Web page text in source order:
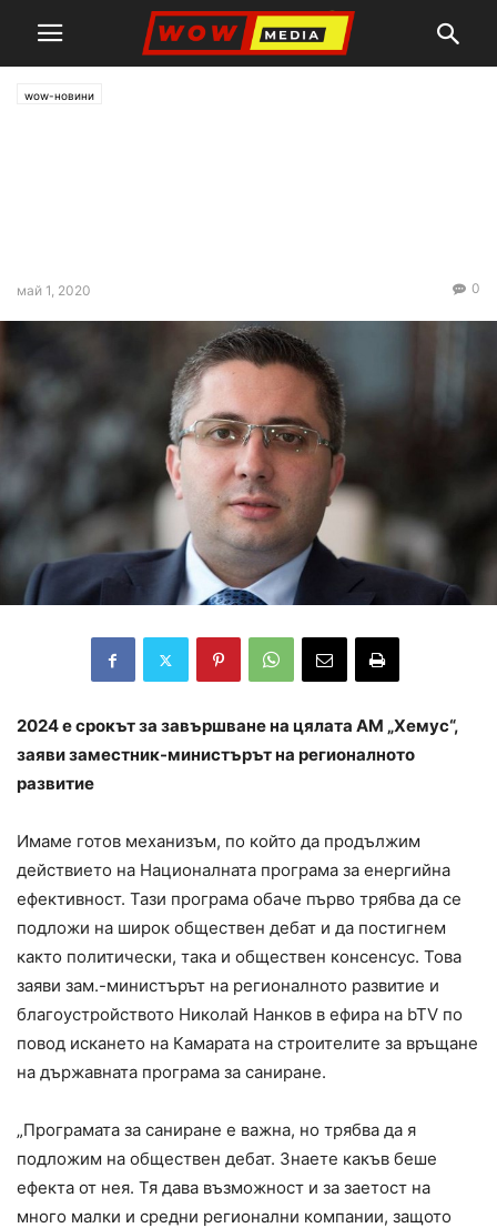
wow-новини
май 1, 2020 0
2024 е срокът за завършване на цялата АМ „Хемус“,
заяви заместник-министърът на регионалното
развитие
Имаме готов механизъм, по който да продължим
действието на Националната програма за енергийна
ефективност. Тази програма обаче първо трябва да се
подложи на широк обществен дебат и да постигнем
както политически, така и обществен консенсус. Това
заяви зам.-министърът на регионалното развитие и
благоустройството Николай Нанков в ефира на bTV по
повод искането на Камарата на строителите за връщане
на държавната програма за саниране.
„Програмата за саниране е важна, но трябва да я
подложим на обществен дебат. Знаете какъв беше
ефекта от нея. Тя дава възможност и за заетост на
много малки и средни регионални компании, защото